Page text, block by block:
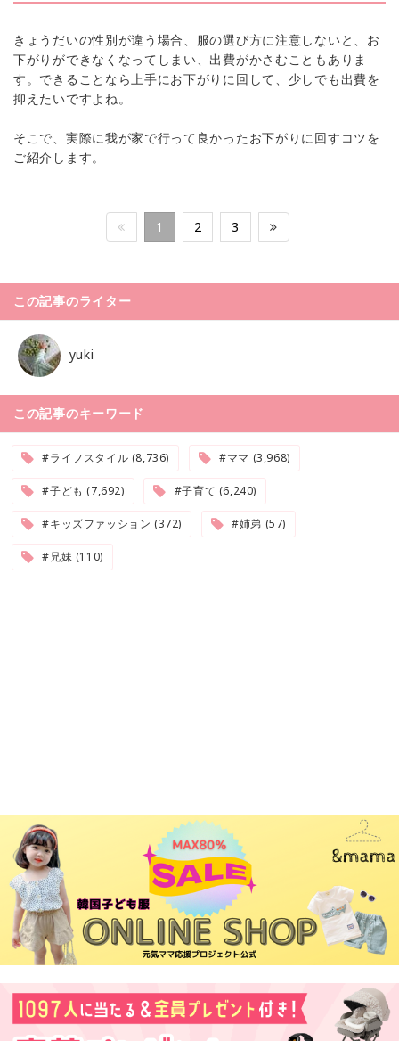
きょうだいの性別が違う場合、服の選び方に注意しないと、お
下がりができなくなってしまい、出費がかさむこともありま
す。できることなら上手にお下がりに回して、少しでも出費を
抑えたいですよね。
そこで、実際に我が家で行って良かったお下がりに回すコツを
ご紹介します。
1 2 3
この記事のライター
yuki
この記事のキーワード
#ライフスタイル (8,736) #ママ (3,968)
#子ども (7,692) #子育て (6,240)
#キッズファッション (372) #姉弟 (57)
#兄妹 (110)